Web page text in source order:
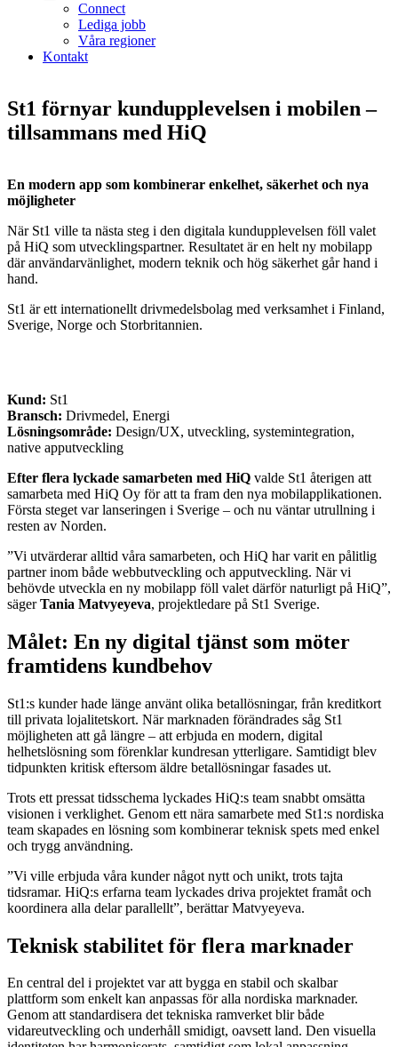
Connect
Lediga jobb
Våra regioner
Kontakt
St1 förnyar kundupplevelsen i mobilen –
tillsammans med HiQ
En modern app som kombinerar enkelhet, säkerhet och nya
möjligheter
När St1 ville ta nästa steg i den digitala kundupplevelsen föll valet
på HiQ som utvecklingspartner. Resultatet är en helt ny mobilapp
där användarvänlighet, modern teknik och hög säkerhet går hand i
hand.
St1 är ett internationellt drivmedelsbolag med verksamhet i Finland,
Sverige, Norge och Storbritannien.
Kund: St1
Bransch: Drivmedel, Energi
Lösningsområde: Design/UX, utveckling, systemintegration,
native apputveckling
Efter flera lyckade samarbeten med HiQ valde St1 återigen att
samarbeta med HiQ Oy för att ta fram den nya mobilapplikationen.
Första steget var lanseringen i Sverige – och nu väntar utrullning i
resten av Norden.
”Vi utvärderar alltid våra samarbeten, och HiQ har varit en pålitlig
partner inom både webbutveckling och apputveckling. När vi
behövde utveckla en ny mobilapp föll valet därför naturligt på HiQ”,
sägerTania Matvyeyeva, projektledare på St1 Sverige.
Målet: En ny digital tjänst som möter
framtidens kundbehov
St1:s kunder hade länge använt olika betallösningar, från kreditkort
till privata lojalitetskort. När marknaden förändrades såg St1
möjligheten att gå längre – att erbjuda en modern, digital
helhetslösning som förenklar kundresan ytterligare. Samtidigt blev
tidpunkten kritisk eftersom äldre betallösningar fasades ut.
Trots ett pressat tidsschema lyckades HiQ:s team snabbt omsätta
visionen i verklighet. Genom ett nära samarbete med St1:s nordiska
team skapades en lösning som kombinerar teknisk spets med enkel
och trygg användning.
”Vi ville erbjuda våra kunder något nytt och unikt, trots tajta
tidsramar. HiQ:s erfarna team lyckades driva projektet framåt och
koordinera alla delar parallellt”, berättar Matvyeyeva.
Teknisk stabilitet för flera marknader
En central del i projektet var att bygga en stabil och skalbar
plattform som enkelt kan anpassas för alla nordiska marknader.
Genom att standardisera det tekniska ramverket blir både
vidareutveckling och underhåll smidigt, oavsett land. Den visuella